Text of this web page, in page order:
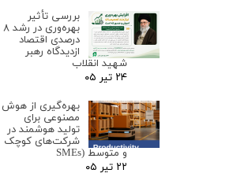
بررسی تأثیر
بهره‌وری در رشد ۸
درصدی اقتصاد
ازدیدگاه رهبر
شهید انقلاب
۲۴ تیر ۰۵
بهره‌گیری از هوش
مصنوعی برای
تولید هوشمند در
شرکت‌های کوچک
و متوسط (SMEs
۲۲ تیر ۰۵